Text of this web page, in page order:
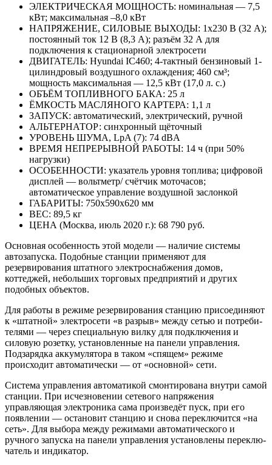
ЭЛЕКТРИЧЕСКАЯ МОЩНОСТЬ: номинальная — 7,5
кВт; максимальная –8,0 кВт
НАПРЯЖЕНИЕ, СИЛОВЫЕ ВЫХОДЫ: 1х230 В (32 А);
постоянный ток 12 В (8,3 А); разъём 32 А для
подключения к стационарной электросети
ДВИГАТЕЛЬ: Hyundai IC460; 4-тактный бензиновый 1-
ци­линдровый воздушного охлаждения; 460 см³;
мощность максимальная — 12,5 кВт (17,0 л. с.)
ОБЪЁМ ТОПЛИВНОГО БАКА: 25 л
ЁМКОСТЬ МАСЛЯНОГО КАРТЕРА: 1,1 л
ЗАПУСК: автоматический, электрический, ручной
АЛЬТЕРНАТОР: синхронный щёточный
УРОВЕНЬ ШУМА, LpA (7): 74 dBA
ВРЕМЯ НЕПРЕРЫВНОЙ РАБОТЫ: 14 ч (при 50%
нагрузки)
ОСОБЕННОСТИ: указатель уровня топлива; цифровой
дисплей — вольтметр/ счётчик моточасов;
автоматическое управление воздушной заслонкой
ГАБАРИТЫ: 750x590x620 мм
ВЕС: 89,5 кг
ЦЕНА (Москва, июль 2020 г.): 68 790 руб.
Основная особенность этой модели — на­личие системы
автозапуска. Подобные стан­ции применяют для
резервирования штат­ного электроснабжения домов,
коттеджей, небольших торговых предприятий и других
подобных объектов.
Для работы в режиме резервирования станцию присоединяют
к «штатной» элек­тросети «в разрыв» между сетью и потреби­
телями — через специальную вилку для под­ключения и
силовую розетку, установленные на панели управления.
Подзарядка аккумуля­тора в таком «спящем» режиме
происходит автоматически — от «основной» сети.
Система управления автоматикой смон­тирована внутри самой
станции. При исчез­новении сетевого напряжения
управляющая электроника сама произведёт пуск, при его
появлении — остановит станцию и снова пе­реключится «на
сеть». Для выбора между ре­жимами автоматического и
ручного запуска на панели управления установлены переклю­
чатель и индикатор.